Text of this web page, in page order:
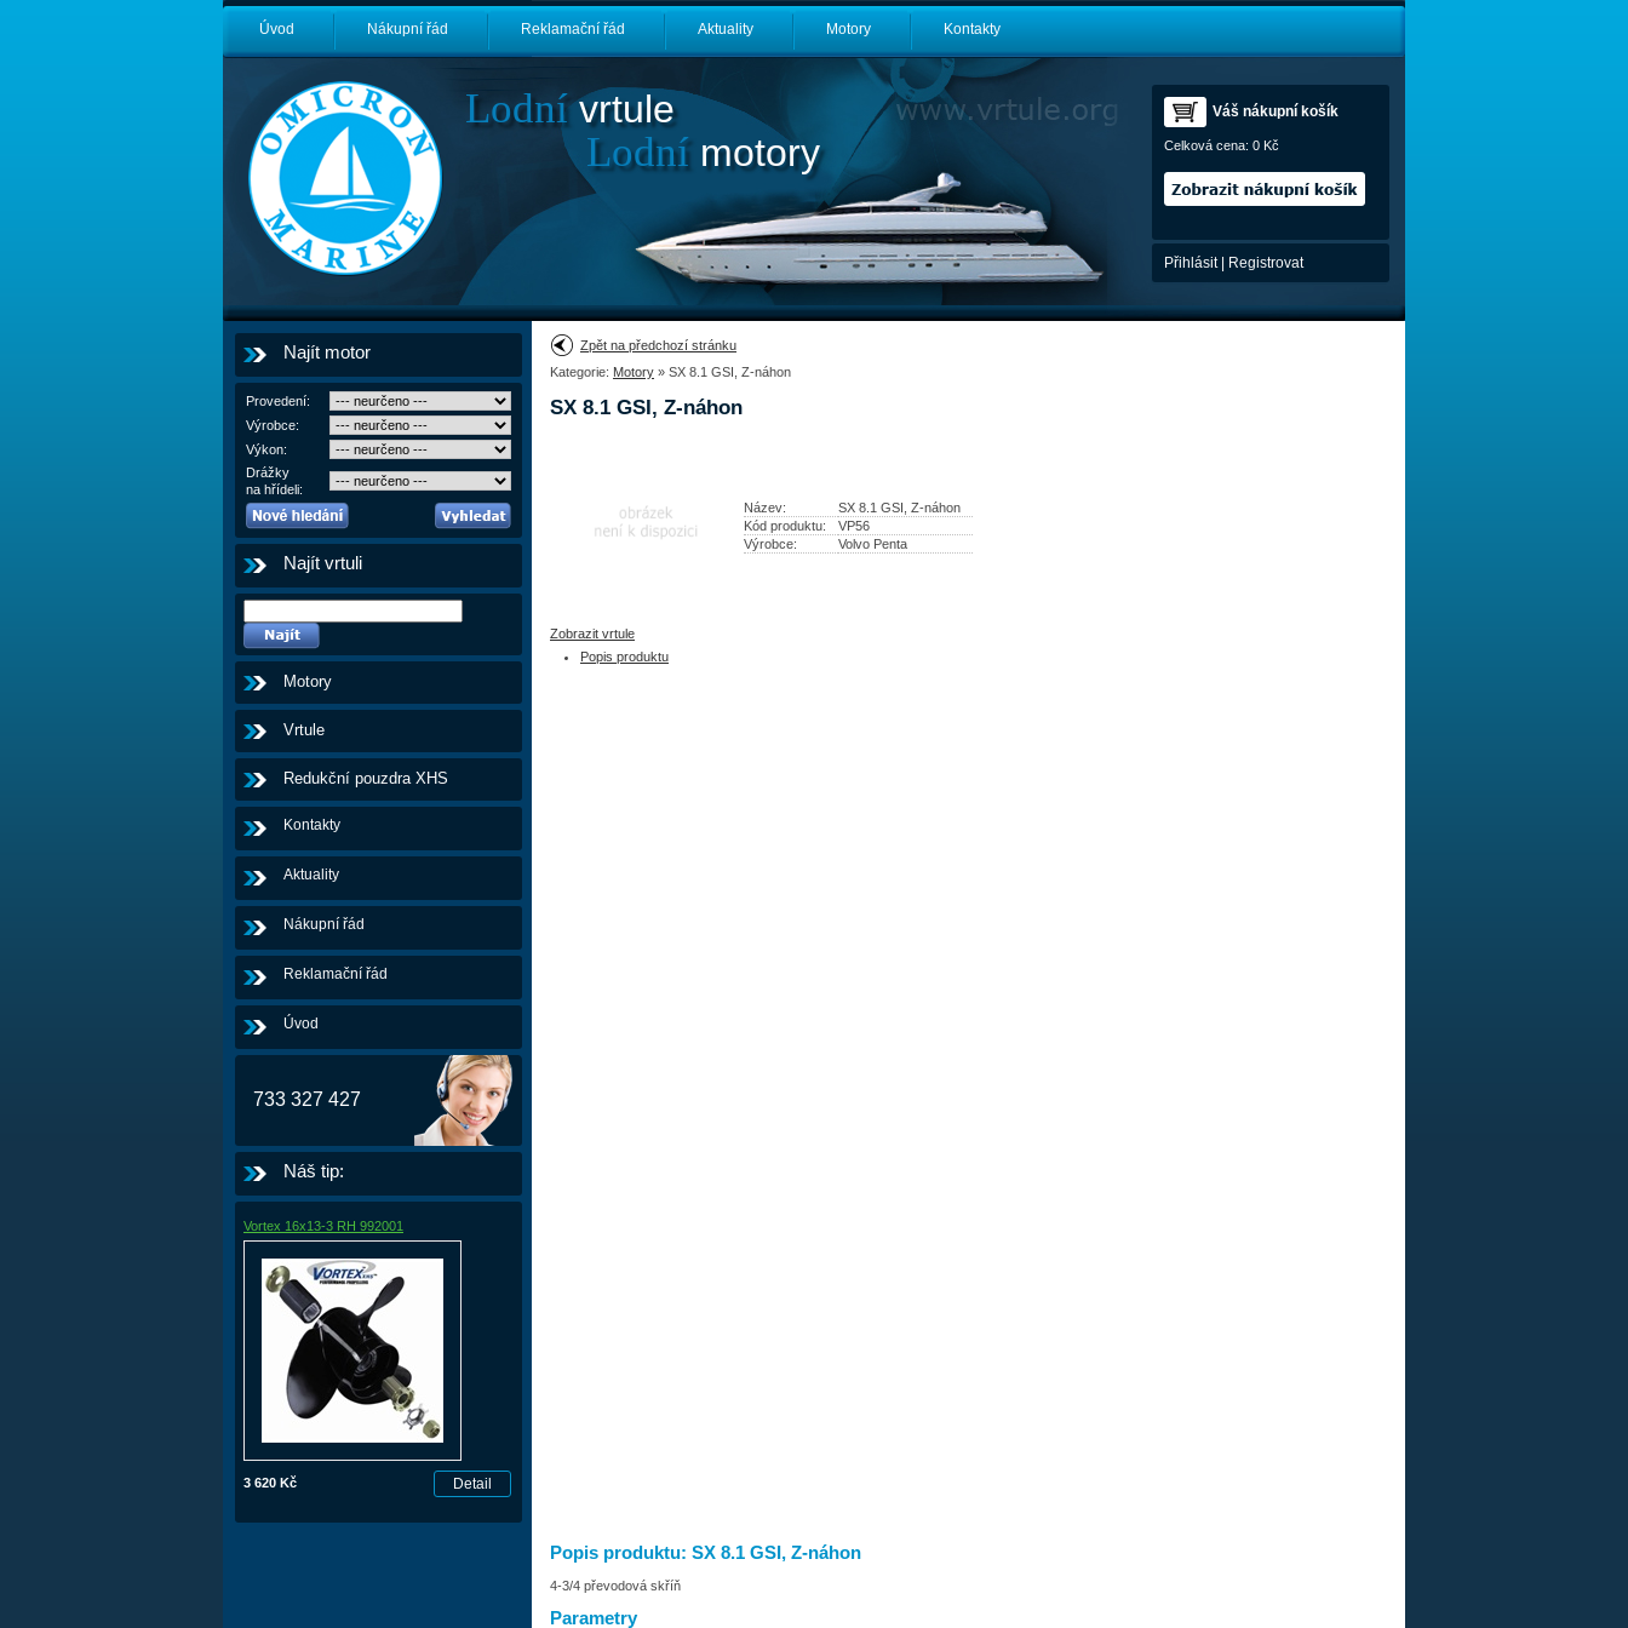
Úvod Nákupní řád Reklamační řád Aktuality Motory Kontakty
Lodnívrtule
Lodnímotory
Váš nákupní košík
Celková cena: 0 Kč
Přihlásit| Registrovat
Najít motor
Provedení:
Výrobce:
Výkon:
Drážky
na hřídeli:
Najít vrtuli
Motory
Vrtule
Redukční pouzdra XHS
Kontakty
Aktuality
Nákupní řád
Reklamační řád
Úvod
733 327 427
Náš tip:
Vortex 16x13-3 RH 992001
3 620 Kč
Zpět na předchozí stránku
Kategorie: Motory » SX 8.1 GSI, Z-náhon
SX 8.1 GSI, Z-náhon
Název:
SX 8.1 GSI, Z-náhon
Kód produktu:
VP56
Výrobce:
Volvo Penta
Zobrazit vrtule
Popis produktu
Popis produktu: SX 8.1 GSI, Z-náhon
4-3/4 převodová skříň
Parametry